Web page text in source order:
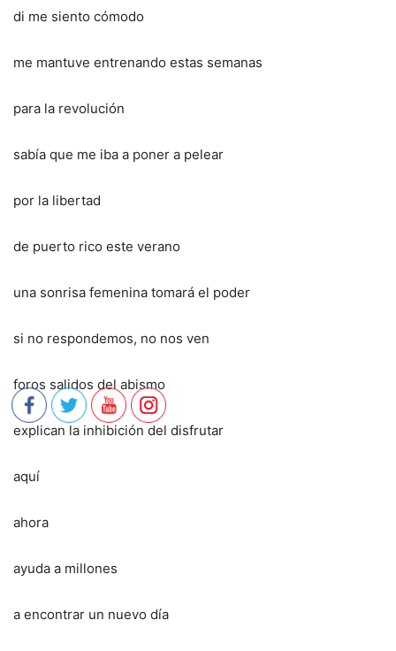
di me siento cómodo
me mantuve entrenando estas semanas
para la revolución
sabía que me iba a poner a pelear
por la libertad
de puerto rico este verano
una sonrisa femenina tomará el poder
si no respondemos, no nos ven
foros salidos del abismo
explican la inhibición del disfrutar
aquí
ahora
ayuda a millones
a encontrar un nuevo día